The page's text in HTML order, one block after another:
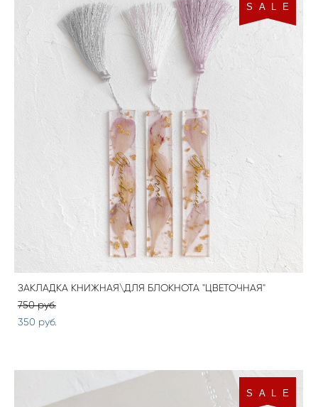
S A L E
ЗАКЛАДКА КНИЖНАЯ\ДЛЯ БЛОКНОТА "ЦВЕТОЧНАЯ"
750 pуб.
350 pуб.
S A L E